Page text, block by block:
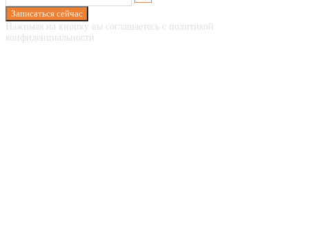
Записаться сейчас
Нажимая на кнопку вы соглашаетесь с политикой
конфиденциальности